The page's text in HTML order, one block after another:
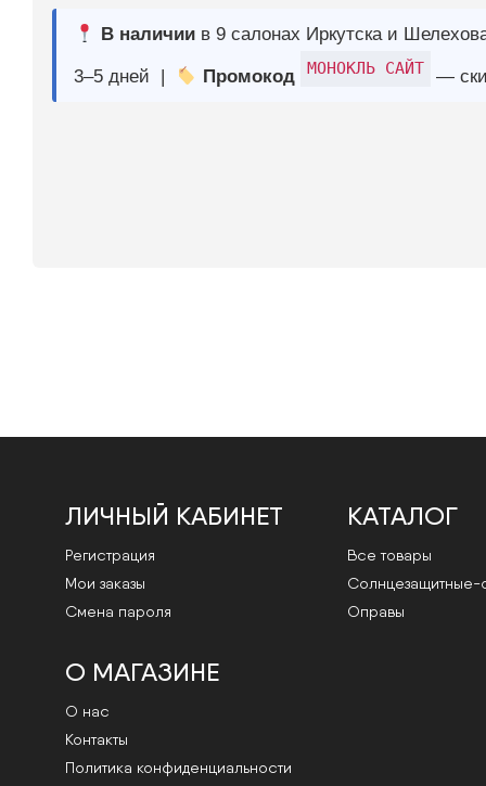
ЛИЧНЫЙ КАБИНЕТ
Регистрация
Мои заказы
Смена пароля
КАТАЛОГ
Все товары
Cолнцезащитные-
Оправы
О МАГАЗИНЕ
О нас
Контакты
Политика конфиденциальности